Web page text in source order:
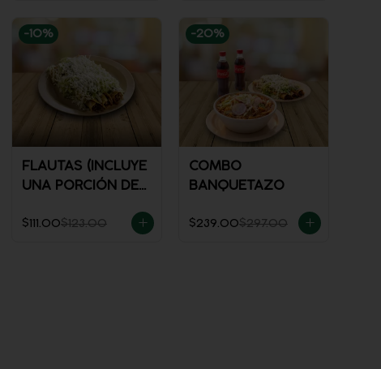
-10%
FLAUTAS (INCLUYE
UNA PORCIÓN DE
$111.00$123.00
-20%
COMBO
BANQUETAZO
$239.00$297.00